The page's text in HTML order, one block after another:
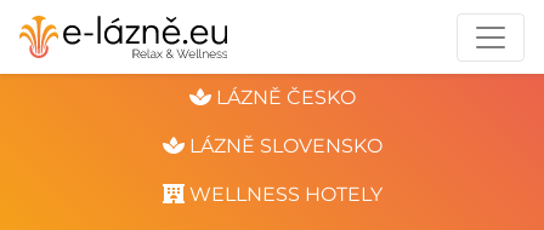
LÁZNĚ ČESKO
LÁZNĚ SLOVENSKO
WELLNESS HOTELY